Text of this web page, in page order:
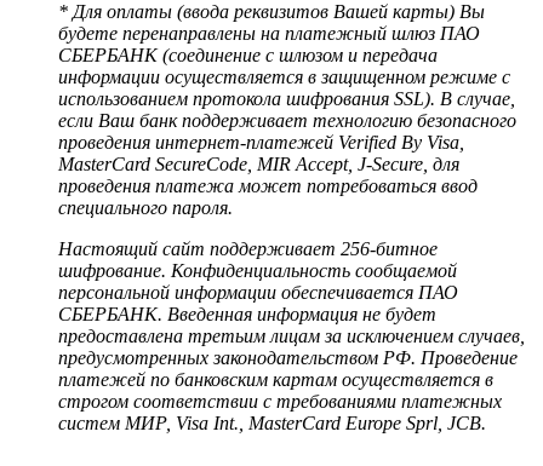
* Для оплаты (ввода реквизитов Вашей карты) Вы
будете перенаправлены на платежный шлюз ПАО
СБЕРБАНК (соединение с шлюзом и передача
информации осуществляется в защищенном режиме с
использованием протокола шифрования SSL). В случае,
если Ваш банк поддерживает технологию безопасного
проведения интернет-платежей Verified By Visa,
MasterCard SecureCode, MIR Accept, J-Secure, для
проведения платежа может потребоваться ввод
специального пароля.
Настоящий сайт поддерживает 256-битное
шифрование. Конфиденциальность сообщаемой
персональной информации обеспечивается ПАО
СБЕРБАНК. Введенная информация не будет
предоставлена третьим лицам за исключением случаев,
предусмотренных законодательством РФ. Проведение
платежей по банковским картам осуществляется в
строгом соответствии с требованиями платежных
систем МИР, Visa Int., MasterCard Europe Sprl, JCB.